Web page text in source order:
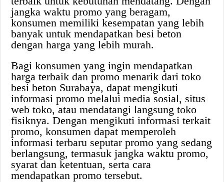
jangka waktu promo yang beragam,
konsumen memiliki kesempatan yang lebih
banyak untuk mendapatkan besi beton
dengan harga yang lebih murah.
Bagi konsumen yang ingin mendapatkan
harga terbaik dan promo menarik dari toko
besi beton Surabaya, dapat mengikuti
informasi promo melalui media sosial, situs
web toko, atau mendatangi langsung toko
fisiknya. Dengan mengikuti informasi terkait
promo, konsumen dapat memperoleh
informasi terbaru seputar promo yang sedang
berlangsung, termasuk jangka waktu promo,
syarat dan ketentuan, serta cara
mendapatkan promo tersebut.